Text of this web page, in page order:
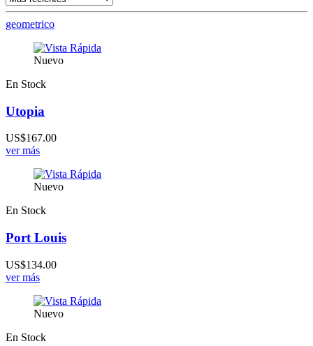
geometrico
Nuevo
En Stock
Utopia
US$167.00
ver más
Nuevo
En Stock
Port Louis
US$134.00
ver más
Nuevo
En Stock